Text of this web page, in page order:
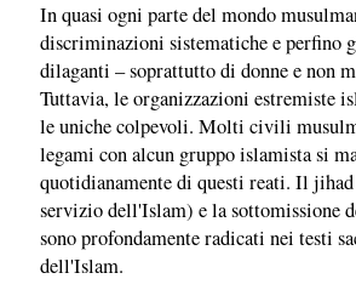
In quasi ogni parte del mondo
discriminazioni sistematiche e perfino
dilaganti – soprattutto di donne e non
Tuttavia, le organizzazioni estremiste
le uniche colpevoli. Molti civili
legami con alcun gruppo islamista si
quotidianamente di questi reati. Il
servizio dell'Islam) e la sottomissione
sono profondamente radicati nei testi
dell'Islam.